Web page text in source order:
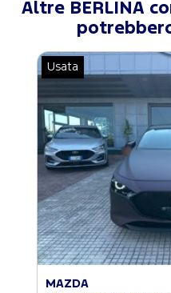
Altre BERLINA
Usata
MAZDA